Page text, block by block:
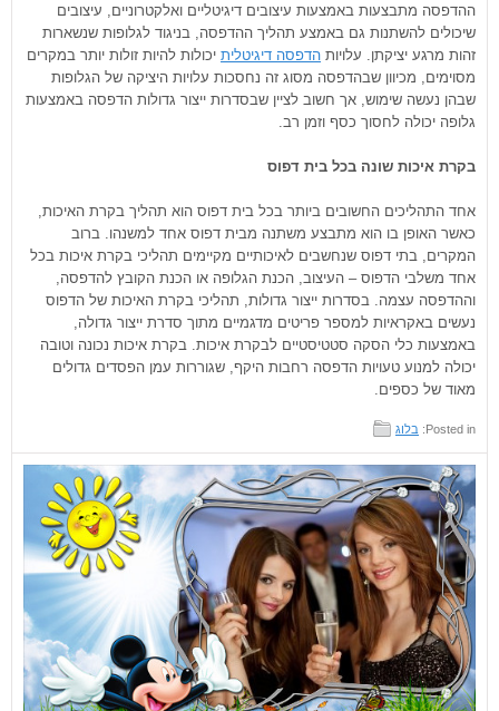
ההדפסה מתבצעות באמצעות עיצובים דיגיטליים ואלקטרוניים, עיצובים
שיכולים להשתנות גם באמצע תהליך ההדפסה, בניגוד לגלופות שנשארות
זהות מרגע יציקתן. עלויות הדפסה דיגיטלית יכולות להיות זולות יותר במקרים
מסוימים, מכיוון שבהדפסה מסוג זה נחסכות עלויות היציקה של הגלופות
שבהן נעשה שימוש, אך חשוב לציין שבסדרות ייצור גדולות הדפסה באמצעות
גלופה יכולה לחסוך כסף וזמן רב.
בקרת איכות שונה בכל בית דפוס
אחד התהליכים החשובים ביותר בכל בית דפוס הוא תהליך בקרת האיכות,
כאשר האופן בו הוא מתבצע משתנה מבית דפוס אחד למשנהו. ברוב
המקרים, בתי דפוס שנחשבים לאיכותיים מקיימים תהליכי בקרת איכות בכל
אחד משלבי הדפוס – העיצוב, הכנת הגלופה או הכנת הקובץ להדפסה,
וההדפסה עצמה. בסדרות ייצור גדולות, תהליכי בקרת האיכות של הדפוס
נעשים באקראיות למספר פריטים מדגמיים מתוך סדרת ייצור גדולה,
באמצעות כלי הסקה סטטיסטיים לבקרת איכות. בקרת איכות נכונה וטובה
יכולה למנוע טעויות הדפסה רחבות היקף, שגוררות עמן הפסדים גדולים
מאוד של כספים.
Posted in: בלוג